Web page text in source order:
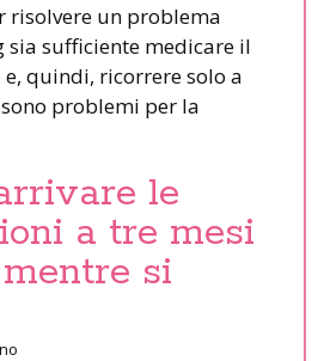
risolvere un problema
sufficiente medicare il
quindi, ricorrere solo a
problemi per la
le
a tre mesi
si